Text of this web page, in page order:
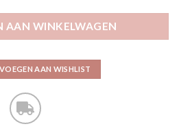
AAN WINKELWAGEN
AAN WISHLIST